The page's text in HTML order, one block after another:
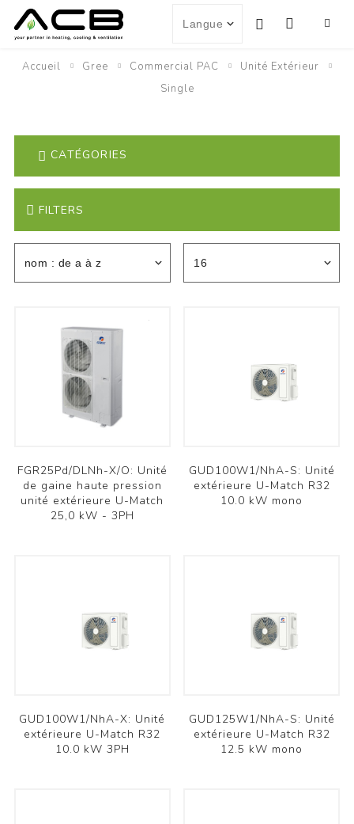
Accueil Gree Commercial PAC
Unité Extérieur
Single
FILTERS
FGR25Pd/DLNh-X/O: Unité
de gaine haute pression
unité extérieure U-Match
25,0 kW - 3PH
GUD100W1/NhA-S: Unité
extérieure U-Match R32
10.0 kW mono
GUD100W1/NhA-X: Unité
extérieure U-Match R32
10.0 kW 3PH
GUD125W1/NhA-S: Unité
extérieure U-Match R32
12.5 kW mono
CATÉGORIES